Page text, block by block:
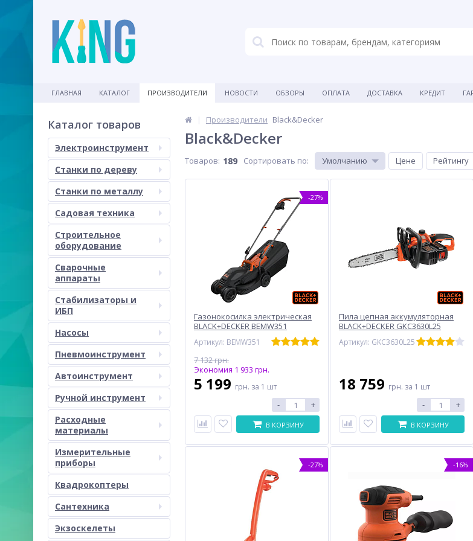
ГЛАВНАЯ КАТАЛОГ ПРОИЗВОДИТЕЛИ НОВОСТИ ОБЗОРЫ ОПЛАТА ДОСТАВКА КРЕДИТ
Каталог товаров
Электроинструмент
Станки по дереву
Станки по металлу
Садовая техника
Строительное
оборудование
Сварочные
аппараты
Стабилизаторы и
ИБП
Насосы
Пневмоинструмент
Автоинструмент
Ручной инструмент
Расходные
материалы
Измерительные
приборы
Квадрокоптеры
Сантехника
Экзоскелеты
Производители Black&Decker
Black&Decker
Товаров: 189 Сортировать по: Умолчанию Цене Рейтингу
-27%
Газонокосилка электрическая
BLACK+DECKER BEMW351
Артикул: BEMW351
7 132 грн.
Экономия 1 933 грн.
5 199 грн. за 1 шт
- +
В КОРЗИНУ
Пила цепная аккумуляторная
BLACK+DECKER GKC3630L25
Артикул: GKC3630L25
18 759 грн. за 1 шт
- +
В КОРЗИНУ
-27% -16%